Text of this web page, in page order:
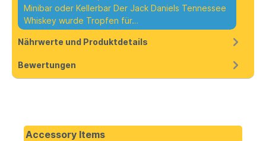
Minibar oder Kellerbar Der Jack Daniels Tennessee
Whiskey wurde Tropfen für…
Nährwerte und Produktdetails
Bewertungen
Accessory Items